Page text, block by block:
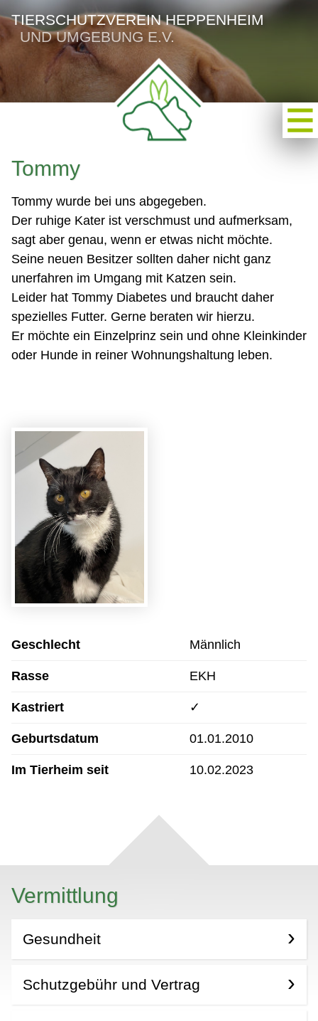
TIERSCHUTZVEREIN HEPPENHEIM
UND UMGEBUNG E.V.
Tommy
Tommy wurde bei uns abgegeben.
Der ruhige Kater ist verschmust und aufmerksam,
sagt aber genau, wenn er etwas nicht möchte.
Seine neuen Besitzer sollten daher nicht ganz
unerfahren im Umgang mit Katzen sein.
Leider hat Tommy Diabetes und braucht daher
spezielles Futter. Gerne beraten wir hierzu.
Er möchte ein Einzelprinz sein und ohne Kleinkinder
oder Hunde in reiner Wohnungshaltung leben.
Geschlecht Männlich
Rasse EKH
Kastriert ✓
Geburtsdatum 01.01.2010
Im Tierheim seit 10.02.2023
Vermittlung
Gesundheit
Schutzgebühr und Vertrag